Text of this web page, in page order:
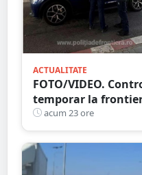
ACTUALITATE
FOTO/VIDEO.
temporar la
persoane și
Satu Mare
acum 23 ore